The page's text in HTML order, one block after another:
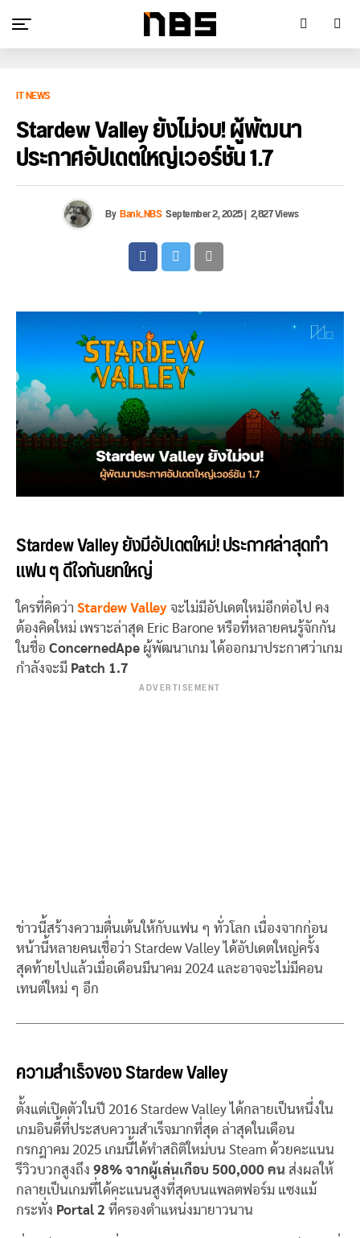
IT NEWS
Stardew Valley ยังไม่จบ! ผู้พัฒนา
ประกาศอัปเดตใหญ่เวอร์ชัน 1.7
ByBank_NBSSeptember 2, 2025| 2,827 Views
Stardew Valley ยังมีอัปเดตใหม่! ประกาศล่าสุดทำ
แฟน ๆ ดีใจกันยกใหญ่
ใครที่คิดว่า Stardew Valley จะไม่มีอัปเดตใหม่อีกต่อไป คง
ต้องคิดใหม่ เพราะล่าสุด Eric Barone หรือที่หลายคนรู้จักกัน
ในชื่อ ConcernedApe ผู้พัฒนาเกม ได้ออกมาประกาศว่าเกม
กำลังจะมี Patch 1.7
ADVERTISEMENT
ข่าวนี้สร้างความตื่นเต้นให้กับแฟน ๆ ทั่วโลก เนื่องจากก่อน
หน้านี้หลายคนเชื่อว่า Stardew Valley ได้อัปเดตใหญ่ครั้ง
สุดท้ายไปแล้วเมื่อเดือนมีนาคม 2024 และอาจจะไม่มีคอน
เทนต์ใหม่ ๆ อีก
ความสำเร็จของ Stardew Valley
ตั้งแต่เปิดตัวในปี 2016 Stardew Valley ได้กลายเป็นหนึ่งใน
เกมอินดี้ที่ประสบความสำเร็จมากที่สุด ล่าสุดในเดือน
กรกฎาคม 2025 เกมนี้ได้ทำสถิติใหม่บน Steam ด้วยคะแนน
รีวิวบวกสูงถึง 98% จากผู้เล่นเกือบ 500,000 คน ส่งผลให้
กลายเป็นเกมที่ได้คะแนนสูงที่สุดบนแพลตฟอร์ม แซงแม้
กระทั่ง Portal 2 ที่ครองตำแหน่งมายาวนาน